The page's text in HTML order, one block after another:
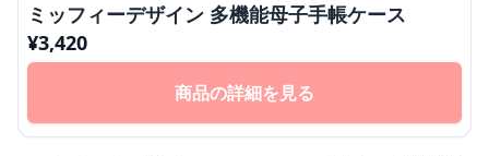
ミッフィーデザイン 多機能母子手帳ケース
¥3,420
商品の詳細を見る